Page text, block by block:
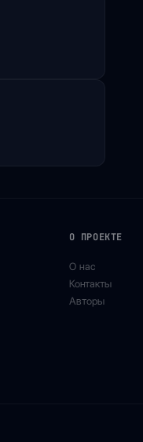
О ПРОЕКТЕ
О нас
Контакты
Авторы